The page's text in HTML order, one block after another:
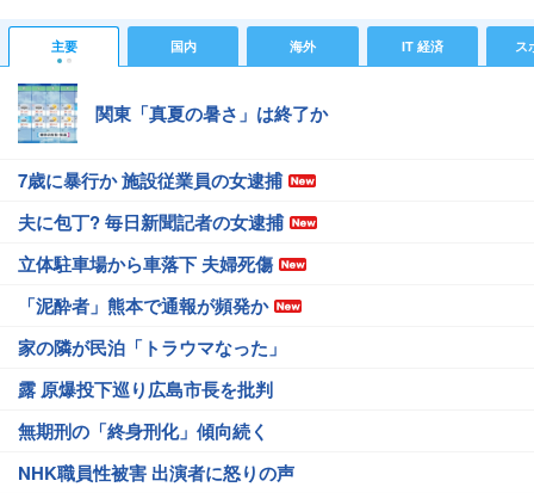
主要 国内 海外 IT 経済 ス
関東「真夏の暑さ」は終了か
7歳に暴行か 施設従業員の女逮捕
夫に包丁? 毎日新聞記者の女逮捕
立体駐車場から車落下 夫婦死傷
「泥酔者」熊本で通報が頻発か
家の隣が民泊「トラウマなった」
露 原爆投下巡り広島市長を批判
無期刑の「終身刑化」傾向続く
NHK職員性被害 出演者に怒りの声